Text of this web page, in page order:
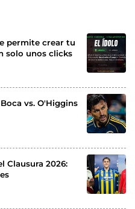
permite crear tu
solo unos clicks
vs. O'Higgins
Clausura 2026: